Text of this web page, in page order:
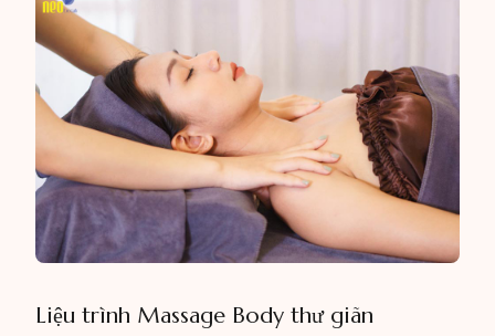
Liệu trình Massage Body thư giãn